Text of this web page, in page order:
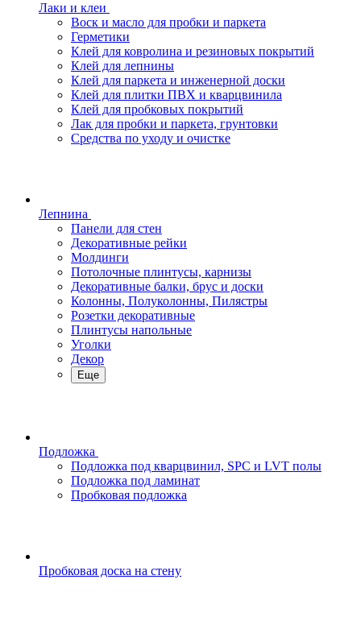
Лаки и клеи
Воск и масло для пробки и паркета
Герметики
Клей для ковролина и резиновых покрытий
Клей для лепнины
Клей для паркета и инженерной доски
Клей для плитки ПВХ и кварцвинила
Клей для пробковых покрытий
Лак для пробки и паркета, грунтовки
Средства по уходу и очистке
Лепнина
Панели для стен
Декоративные рейки
Молдинги
Потолочные плинтусы, карнизы
Декоративные балки, брус и доски
Колонны, Полуколонны, Пилястры
Розетки декоративные
Плинтусы напольные
Уголки
Декор
Еще
Подложка
Подложка под кварцвинил, SPC и LVT полы
Подложка под ламинат
Пробковая подложка
Пробковая доска на стену